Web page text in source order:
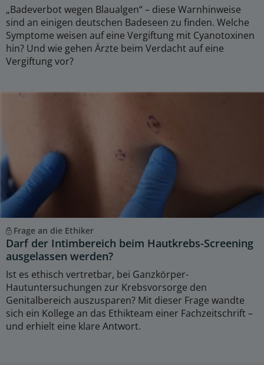
„Badeverbot wegen Blaualgen“ – diese Warnhinweise
sind an einigen deutschen Badeseen zu finden. Welche
Symptome weisen auf eine Vergiftung mit Cyanotoxinen
hin? Und wie gehen Ärzte beim Verdacht auf eine
Vergiftung vor?
Frage an die Ethiker
Darf der Intimbereich beim Hautkrebs-Screening
ausgelassen werden?
Ist es ethisch vertretbar, bei Ganzkörper-
Hautuntersuchungen zur Krebsvorsorge den
Genitalbereich auszusparen? Mit dieser Frage wandte
sich ein Kollege an das Ethikteam einer Fachzeitschrift –
und erhielt eine klare Antwort.